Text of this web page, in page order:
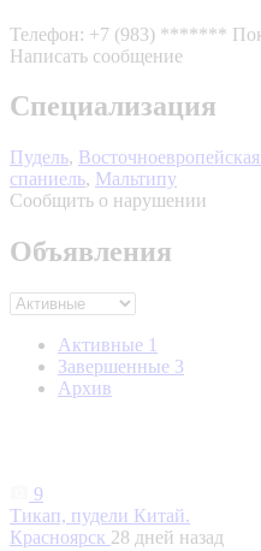
Телефон: +7 (983) *******
Написать сообщение
Специализация
Пудель,
спаниель, Мальтипу
Сообщить о нарушении
Объявления
Активные 1
Завершенные 3
Архив
9
Тикап, пудели Китай.
Красноярск 28 дней назад